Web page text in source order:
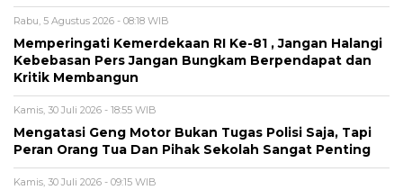
Rabu, 5 Agustus 2026 - 08:18 WIB
Memperingati Kemerdekaan RI Ke-81 , Jangan Halangi
Kebebasan Pers Jangan Bungkam Berpendapat dan
Kritik Membangun
Kamis, 30 Juli 2026 - 18:55 WIB
Mengatasi Geng Motor Bukan Tugas Polisi Saja, Tapi
Peran Orang Tua Dan Pihak Sekolah Sangat Penting
Kamis, 30 Juli 2026 - 09:15 WIB